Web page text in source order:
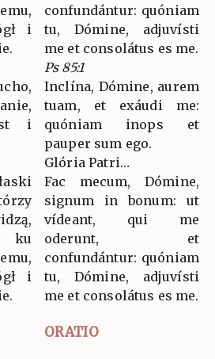
i
i
i
confundántur: quóniam
tu, Dómine, adjuvísti
me et consolátus es me.
Ps 85:1
Inclína, Dómine, aurem
tuam, et exáudi me:
quóniam inops et
pauper sum ego.
Glória Patri…
Fac mecum, Dómine,
signum in bonum: ut
vídeant, qui me
oderunt, et
confundántur: quóniam
tu, Dómine, adjuvísti
me et consolátus es me.
ORATIO